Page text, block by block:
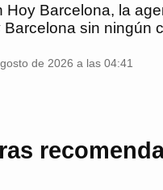
Hoy Barcelona, la
Barcelona sin ningún
de 2026 a las 04:41